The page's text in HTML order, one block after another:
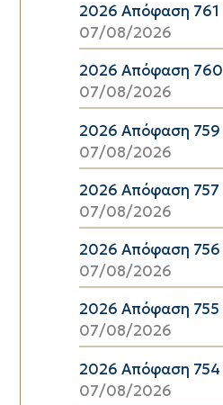
2026 Απόφαση 761
07/08/2026
2026 Απόφαση 760
07/08/2026
2026 Απόφαση 759
07/08/2026
2026 Απόφαση 757
07/08/2026
2026 Απόφαση 756
07/08/2026
2026 Απόφαση 755
07/08/2026
2026 Απόφαση 754
07/08/2026